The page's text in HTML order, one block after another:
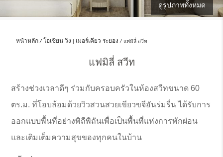
ดูรูปภาพทั้งหมด
หน้าหลัก โอเชี่ยน วิง | เมอร์เคียว ระยอง แฟมิลี่ สวีท
แฟมิลี่ สวีท
สร้างช่วงเวลาดีๆ ร่วมกับครอบครัวในห้องสวีทขนาด 60
ตร.ม. ที่โอบล้อมด้วยวิวสวนสวยเขียวขจีอันร่มรื่น ได้รับการ
ออกแบบพื้นที่อย่างพิถีพิถันเพื่อเป็นพื้นที่แห่งการพักผ่อน
และเติมเต็มความสุขของทุกคนในบ้าน